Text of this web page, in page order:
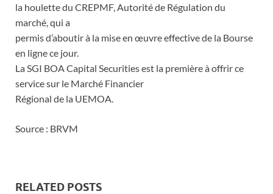
la houlette du CREPMF, Autorité de Régulation du
marché, qui a
permis d’aboutir à la mise en œuvre effective de la Bourse
en ligne ce jour.
La SGI BOA Capital Securities est la première à offrir ce
service sur le Marché Financier
Régional de la UEMOA.
Source : BRVM
RELATED POSTS